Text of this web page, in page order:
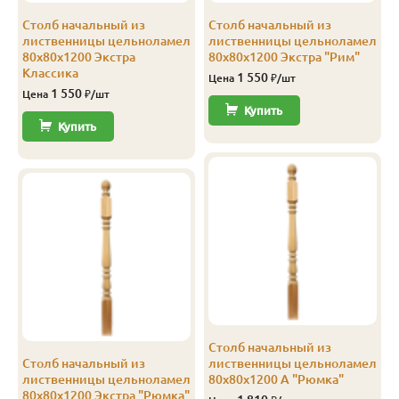
Столб начальный из
лиственницы цельноламел
80х80х1200 Экстра
Классика
Цена 1 550 ₽/шт
Купить
Столб начальный из
лиственницы цельноламел
80х80х1200 Экстра "Рюмка"
Столб начальный из
лиственницы цельноламел
80х80х1200 Экстра "Рим"
Цена 1 550 ₽/шт
Купить
Столб начальный из
лиственницы цельноламел
80х80х1200 А "Рюмка"